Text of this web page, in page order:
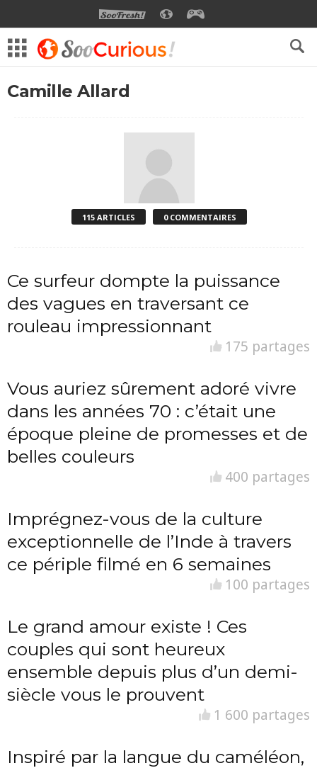
SOOFRESHSOOCURIOUS
Camille Allard
115 ARTICLES 0 COMMENTAIRES
Ce surfeur dompte la puissance
des vagues en traversant ce
rouleau impressionnant
175 partages
Vous auriez sûrement adoré vivre
dans les années 70 : c’était une
époque pleine de promesses et de
belles couleurs
400 partages
Imprégnez-vous de la culture
exceptionnelle de l’Inde à travers
ce périple filmé en 6 semaines
100 partages
Le grand amour existe ! Ces
couples qui sont heureux
ensemble depuis plus d’un demi-
siècle vous le prouvent
1 600 partages
Inspiré par la langue du caméléon,